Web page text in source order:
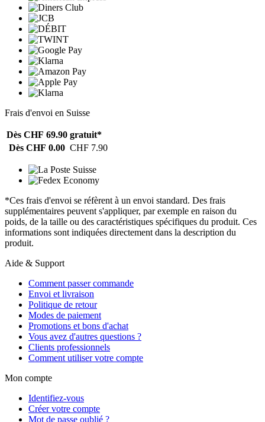
Frais d'envoi en Suisse
Dès CHF 69.90 gratuit*
Dès CHF 0.00 CHF 7.90
*Ces frais d'envoi se réfèrent à un envoi standard. Des frais
supplémentaires peuvent s'appliquer, par exemple en raison du
poids, de la taille ou des caractéristiques spécifiques du produit. Ces
informations sont indiquées directement dans la description du
produit.
Aide & Support
Comment passer commande
Envoi et livraison
Politique de retour
Modes de paiement
Promotions et bons d'achat
Vous avez d'autres questions ?
Clients professionnels
Comment utiliser votre compte
Mon compte
Identifiez-vous
Créer votre compte
Mot de passe oublié ?